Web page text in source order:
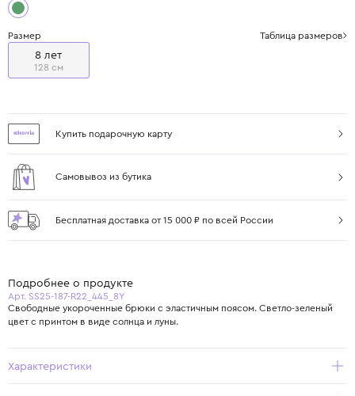
Размер Таблица размеров
8 лет
128 см
Купить подарочную карту
Самовывоз из бутика
Бесплатная доставка от 15 000 ₽ по всей России
Подробнее о продукте
Арт. SS25-187-R22_445_8Y
Свободные укороченные брюки с эластичным поясом. Светло-зеленый
цвет с принтом в виде солнца и луны.
Характеристики